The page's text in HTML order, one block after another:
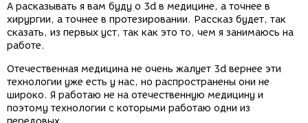
А расказывать я вам буду о 3d в медицине, а точнее в
хирургии, а точнее в протезировании. Рассказ будет, так
сказать, из первых уст, так как это то, чем я занимаюсь на
работе.
Отечественная медицина не очень жалует 3d вернее эти
технологии уже есть у нас, но распространены они не
широко. Я работаю не на отечественную медицину и
поэтому технологии с которыми работаю одни из